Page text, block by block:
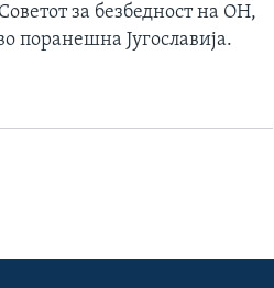
за безбедност на ОН,
поранешна Југославија.